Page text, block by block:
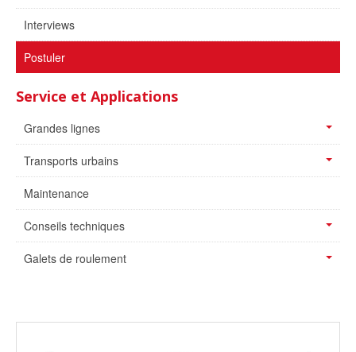
Interviews
Postuler
Service et Applications
Grandes lignes
Transports urbains
Maintenance
Conseils techniques
Galets de roulement